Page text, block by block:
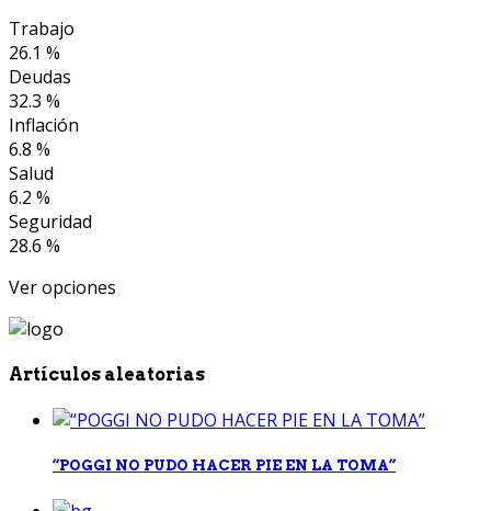
Trabajo
26.1 %
Deudas
32.3 %
Inflación
6.8 %
Salud
6.2 %
Seguridad
28.6 %
Ver opciones
Artículos aleatorias
“POGGI NO PUDO HACER PIE EN LA TOMA”